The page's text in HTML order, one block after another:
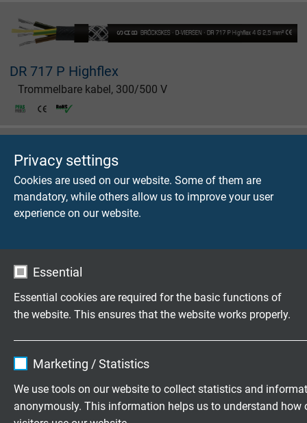
Privacy settings
Cookies are used on our website. Some of them are
mandatory, while others allow us to improve your user
experience on our website.
Essential
Essential cookies are required for the basic functions of
the website. This ensures that the website works properly.
Expire 1 year
Marketing / Statistics
We use tools on our website to collect statistics and
anonymously. This information helps us to understand how
DR 717 P Highflex
Trommelbare kabel, 300/500 V
DR 718 CP Highflex
Trommelbare kabel, 300/500 V met totaal koperen
DR 720 P Highflex
Trommelbare kabel 0,6/1 kV, bestendig tegen hoge
mechanische belasting